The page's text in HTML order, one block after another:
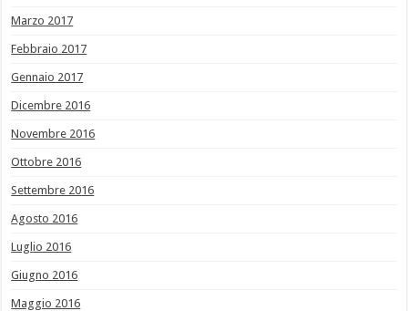
Marzo 2017
Febbraio 2017
Gennaio 2017
Dicembre 2016
Novembre 2016
Ottobre 2016
Settembre 2016
Agosto 2016
Luglio 2016
Giugno 2016
Maggio 2016